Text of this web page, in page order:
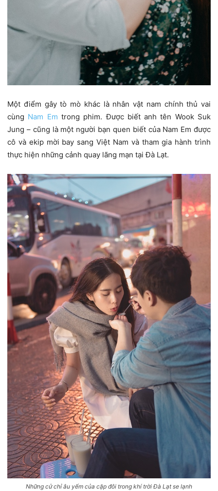
Một điểm gây tò mò khác là nhân vật nam chính thủ vai
cùng Nam Em trong phim. Được biết anh tên Wook Suk
Jung – cũng là một người bạn quen biết của Nam Em được
cô và ekip mời bay sang Việt Nam và tham gia hành trình
thực hiện những cảnh quay lãng mạn tại Đà Lạt.
Những cử chỉ âu yếm của cặp đôi trong khí trời Đà Lạt se lạnh